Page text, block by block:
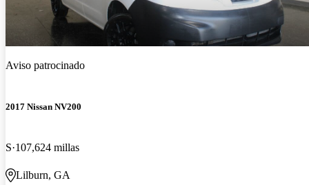
Aviso patrocinado
2017 Nissan NV200
S 107,624 millas
Lilburn, GA